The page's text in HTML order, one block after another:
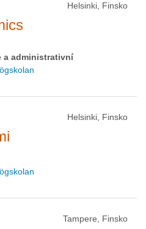
Helsinki, Finsko
a administrativní
Helsinki, Finsko
Tampere, Finsko